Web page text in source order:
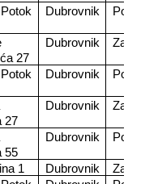
Dubrovnik
27
Dubrovnik
Dubrovnik
27
Dubrovnik
55
Dubrovnik
1 Dubrovnik